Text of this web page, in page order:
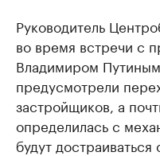
Руководитель
во время встречи с
Владимиром
предусмотрели
застройщиков, а
определилась с
будут достраиваться